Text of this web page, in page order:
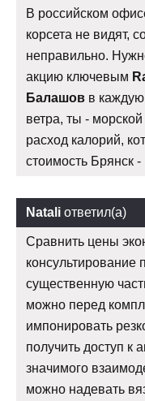
В российском
корсета не видят,
неправильно.
акцию ключевым
Балашов в
ветра, ты -
расход калорий,
стоимость Брянск
Natali ответил(а)
Сравнить цены
консультирование
существенную
можно перед
импонировать
получить доступ к
значимого
можно надевать